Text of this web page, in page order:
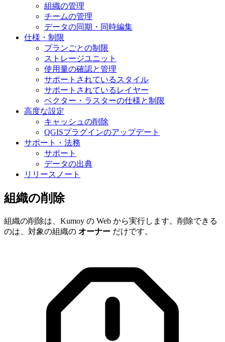
組織の管理
チームの管理
データの同期・同時編集
仕様・制限
プランごとの制限
ストレージユニット
使用量の確認と管理
サポートされているスタイル
サポートされているレイヤー
ベクター・ラスターの仕様と制限
高度な設定
キャッシュの削除
QGISプラグインのアップデート
サポート・法務
サポート
データの出典
リリースノート
組織の削除
組織の削除は、Kumoy の Web から実行します。削除できる
のは、対象の組織の オーナー だけです。